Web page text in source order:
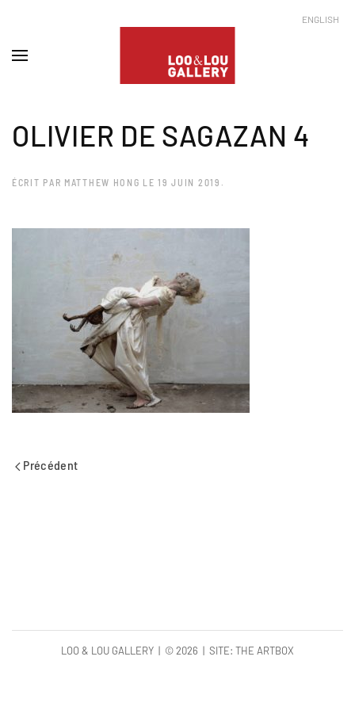
ENGLISH
OLIVIER DE SAGAZAN 4
ÉCRIT PAR MATTHEW HONG LE19 JUIN 2019 .
Précédent
LOO & LOU GALLERY | ©2026 | SITE: THE ARTBOX